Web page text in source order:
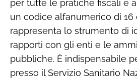
per tutte le pratiche fiscali e
un codice alfanumerico di 16
rappresenta lo strumento di
rapporti con gli enti e le
pubbliche. È indispensabile
presso il Servizio Sanitario